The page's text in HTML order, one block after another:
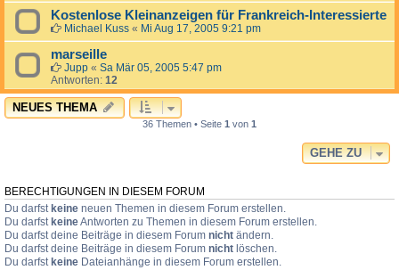
Kostenlose Kleinanzeigen für Frankreich-Interessierte
Michael Kuss « Mi Aug 17, 2005 9:21 pm
marseille
Jupp « Sa Mär 05, 2005 5:47 pm
Antworten: 12
NEUES THEMA
36 Themen • Seite 1 von 1
GEHE ZU
BERECHTIGUNGEN IN DIESEM FORUM
Du darfst keine neuen Themen in diesem Forum erstellen.
Du darfst keineAntworten zu Themen in diesem Forum erstellen.
Du darfst deine Beiträge in diesem Forum nicht ändern.
Du darfst deine Beiträge in diesem Forum nicht löschen.
Du darfst keine Dateianhänge in diesem Forum erstellen.